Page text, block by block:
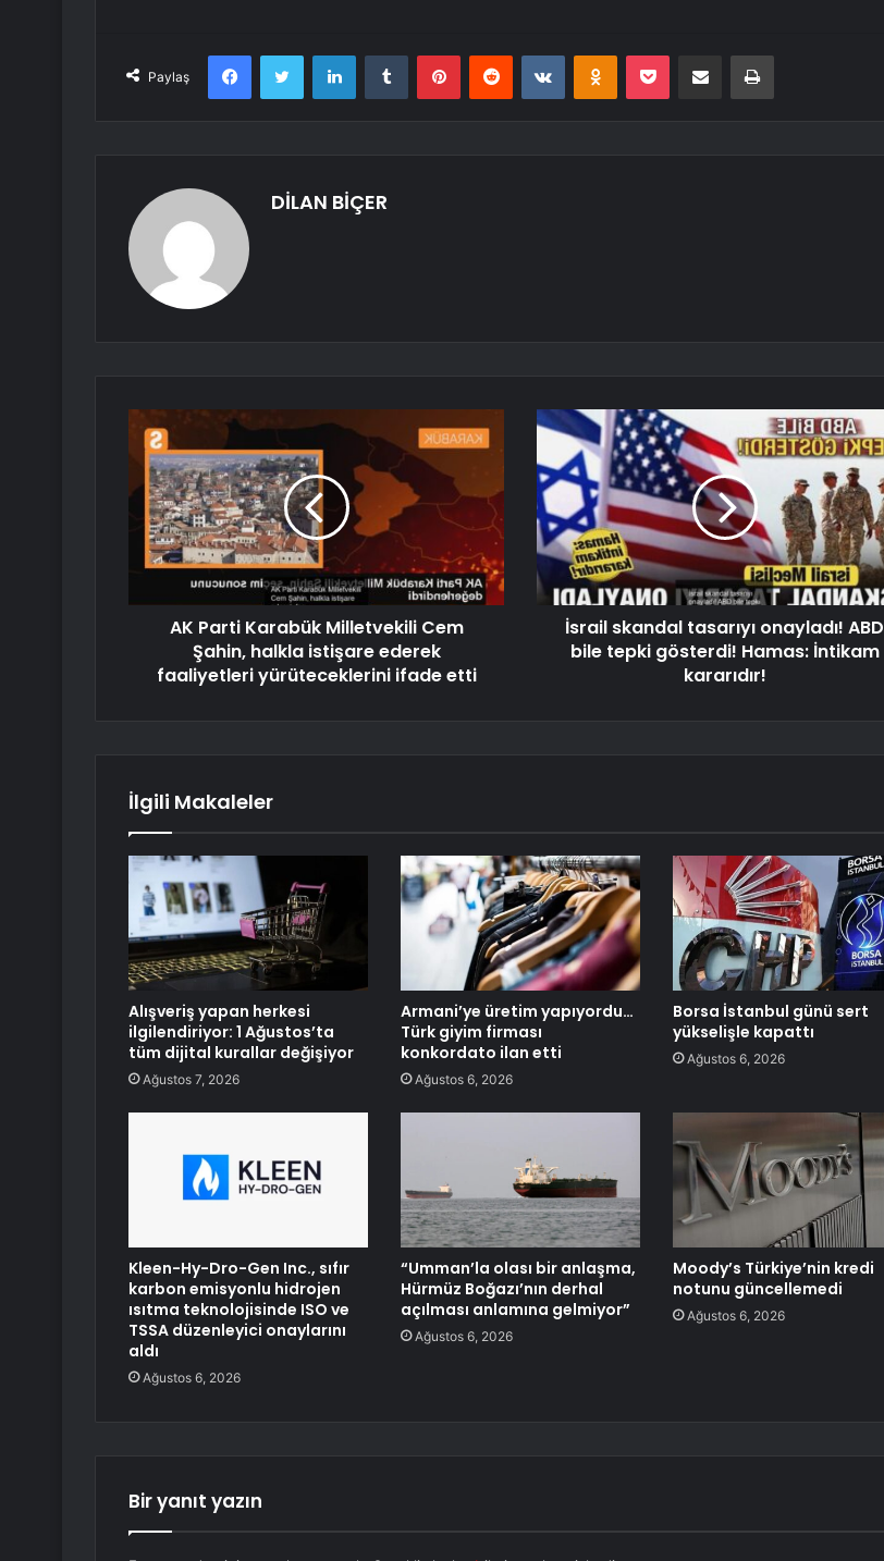
Paylaş
FacebookTwitter LinkedInTumblr PinterestReddit VKontakteOdnoklassniki
Pocket E-Posta ile paylaş Yazdır
DİLAN BİÇER
AK Parti Karabük Milletvekili Cem
Şahin, halkla istişare ederek
faaliyetleri yürüteceklerini ifade etti
İsrail skandal tasarıyı onayladı! ABD
bile tepki gösterdi! Hamas: İntikam
kararıdır!
İlgili Makaleler
Alışveriş yapan herkesi
ilgilendiriyor: 1 Ağustos’ta
tüm dijital kurallar değişiyor
Ağustos 7, 2026
Armani’ye üretim yapıyordu…
Türk giyim firması
konkordato ilan etti
Ağustos 6, 2026
Borsa İstanbul günü sert
yükselişle kapattı
Ağustos 6, 2026
Kleen-Hy-Dro-Gen Inc., sıfır
karbon emisyonlu hidrojen
ısıtma teknolojisinde ISO ve
TSSA düzenleyici onaylarını
aldı
Ağustos 6, 2026
“Umman’la olası bir anlaşma,
Hürmüz Boğazı’nın derhal
açılması anlamına gelmiyor”
Ağustos 6, 2026
Moody’s Türkiye’nin kredi
notunu güncellemedi
Ağustos 6, 2026
Bir yanıt yazın